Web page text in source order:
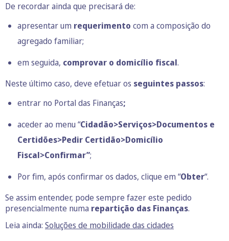
De recordar ainda que precisará de:
apresentar um requerimento com a composição do
agregado familiar;
em seguida, comprovar o domicílio fiscal.
Neste último caso, deve efetuar os seguintes passos:
entrar no Portal das Finanças;
aceder ao menu “Cidadão>Serviços>Documentos e
Certidões>Pedir Certidão>Domicílio
Fiscal>Confirmar”;
Por fim, após confirmar os dados, clique em “Obter“.
Se assim entender, pode sempre fazer este pedido
presencialmente numa repartição das Finanças.
Leia ainda: Soluções de mobilidade das cidades